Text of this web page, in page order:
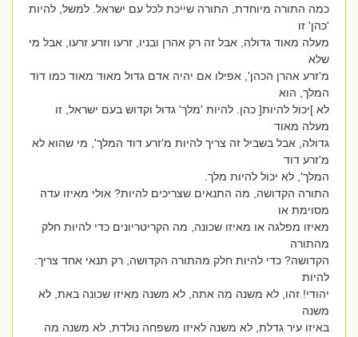
כמה התורה מיוחדת, התורה שייכת לכל עם ישראל. למשל, להיות
'כהן' זו
מעלה מאוד גדולה, אבל זה רק אהרן ובניו, זרעו וזרע זרעו, אבל מי
שלא
מ'זרע אהרן הכהן', אפילו אם יהיה אדם גדול מאוד מאוד כמו דוד
המלך, הוא
לא ]יכול להיות[ כהן. להיות 'מלך' גדול וקדוש בעם ישראל, זו
מעלה מאוד
גדולה, אבל בשביל זה צריך להיות מ'זרע דוד המלך', מי שהוא לא
מ'זרע דוד
המלך', לא יכול להיות מלך.
התורה הקדושה, מה התנאים שצריכים להיות? אולי מאיזו עדה
מסוימת או
מאיזו מפלגה או מאיזו שכונה, מה הקריטריונים כדי להיות חלק
מהתורה
הקדושה? כדי להיות חלק מהתורה הקדושה, רק תנאי אחד צריך:
להיות
יהודי! זהו, לא משנה מה אתה, לא משנה מאיזו שכונה באת, לא
משנה
באיזו עיר גדלת, לא משנה לאיזו משפחה נולדת, לא משנה מה